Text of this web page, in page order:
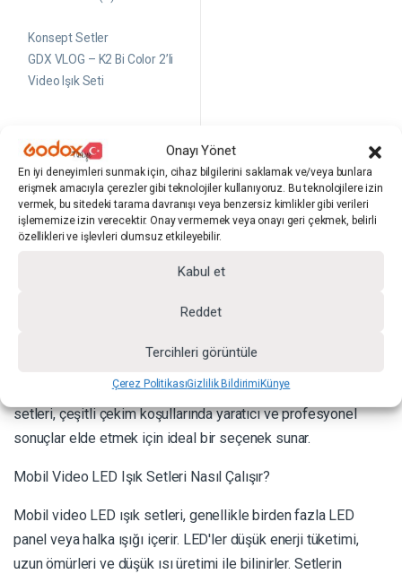
Onayı Yönet
En iyi deneyimleri sunmak için, cihaz bilgilerini saklamak ve/veya bunlara
erişmek amacıyla çerezler gibi teknolojiler kullanıyoruz. Bu teknolojilere izin
vermek, bu sitedeki tarama davranışı veya benzersiz kimlikler gibi verileri
işlememize izin verecektir. Onay vermemek veya onayı geri çekmek, belirli
özellikleri ve işlevleri olumsuz etkileyebilir.
Kabul et
Reddet
Tercihleri görüntüle
Çerez PolitikasıGizlilik BildirimiKünye
ü
z
e
i
Konsept Setler
GDX VLOG – K2 Bi Color 2’li
Video Işık Seti
SKU: GDX.VLOGK2.LS2002
₺8.499,00 ₺ 13.989,00
Mobil Video LED Işık Setleri: Aydınlatmanın Taşınabilir Gücü
sunan önemli ekipmanlardır. Bu kompakt ve hafif aydınlatma
setleri, çeşitli çekim koşullarında yaratıcı ve profesyonel
sonuçlar elde etmek için ideal bir seçenek sunar.
Mobil Video LED Işık Setleri Nasıl Çalışır?
Mobil video LED ışık setleri, genellikle birden fazla LED
panel veya halka ışığı içerir. LED'ler düşük enerji tüketimi,
uzun ömürleri ve düşük ısı üretimi ile bilinirler. Setlerin